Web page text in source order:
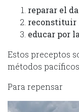
reparar el
reconstituir
educar por
Estos preceptos
métodos
Para repensar